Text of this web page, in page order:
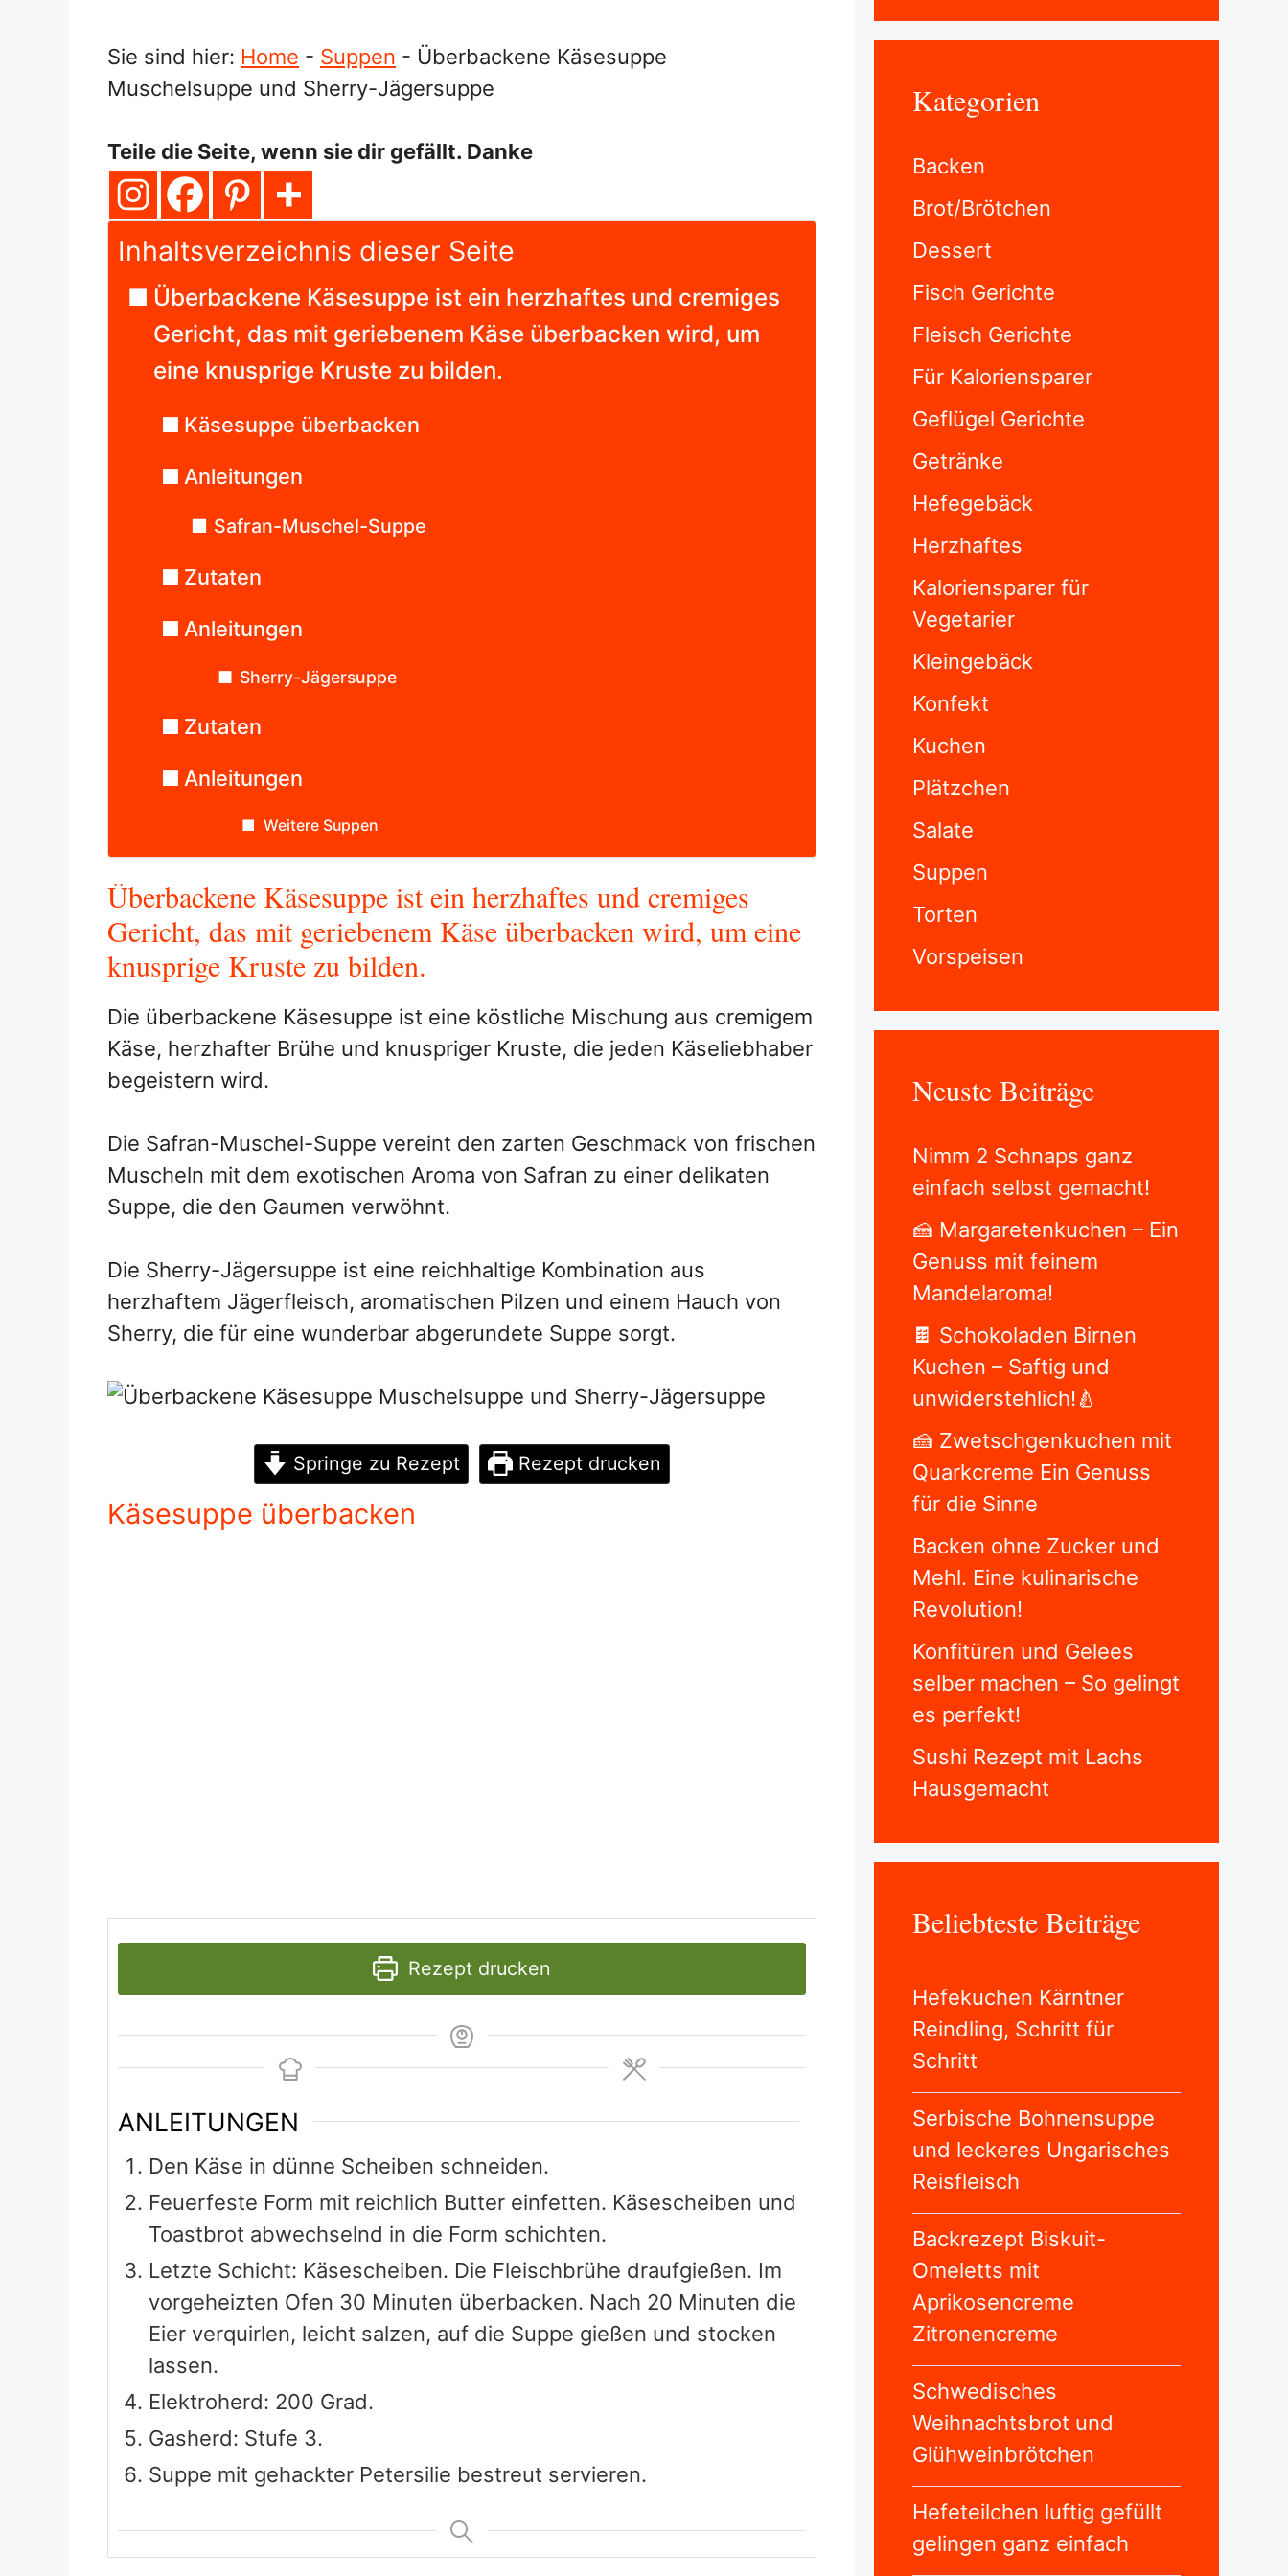
Sie sind hier: Home - Suppen - Überbackene Käsesuppe
Muschelsuppe und Sherry-Jägersuppe
Teile die Seite, wenn sie dir gefällt. Danke
Inhaltsverzeichnis dieser Seite
Überbackene Käsesuppe ist ein herzhaftes und cremiges
Gericht, das mit geriebenem Käse überbacken wird, um
eine knusprige Kruste zu bilden.
Käsesuppe überbacken
Anleitungen
Safran-Muschel-Suppe
Zutaten
Anleitungen
Sherry-Jägersuppe
Zutaten
Anleitungen
Weitere Suppen
Überbackene Käsesuppe ist ein herzhaftes und cremiges
Gericht, das mit geriebenem Käse überbacken wird, um eine
knusprige Kruste zu bilden.
Die überbackene Käsesuppe ist eine köstliche Mischung aus cremigem
Käse, herzhafter Brühe und knuspriger Kruste, die jeden Käseliebhaber
begeistern wird.
Die Safran-Muschel-Suppe vereint den zarten Geschmack von frischen
Muscheln mit dem exotischen Aroma von Safran zu einer delikaten
Suppe, die den Gaumen verwöhnt.
Die Sherry-Jägersuppe ist eine reichhaltige Kombination aus
herzhaftem Jägerfleisch, aromatischen Pilzen und einem Hauch von
Sherry, die für eine wunderbar abgerundete Suppe sorgt.
Springe zu Rezept Rezept drucken
Käsesuppe überbacken
Letzte Schicht: Käsescheiben. Die Fleischbrühe draufgießen. Im
vorgeheizten Ofen 30 Minuten überbacken. Nach 20 Minuten die
Eier verquirlen, leicht salzen, auf die Suppe gießen und stocken
Gasherd: Stufe 3.
Suppe mit gehackter Petersilie bestreut servieren.
Safran-Muschel-Suppe
Kategorien
Backen
Brot/Brötchen
Dessert
Fisch Gerichte
Fleisch Gerichte
Für Kaloriensparer
Geflügel Gerichte
Getränke
Hefegebäck
Herzhaftes
Kaloriensparer für
Vegetarier
Kleingebäck
Konfekt
Kuchen
Plätzchen
Salate
Suppen
Torten
Vorspeisen
Neuste Beiträge
Nimm 2 Schnaps ganz
einfach selbst gemacht!
🍰 Margaretenkuchen – Ein
Genuss mit feinem
Mandelaroma!
🍫 Schokoladen Birnen
Kuchen – Saftig und
unwiderstehlich!🍐
🍰 Zwetschgenkuchen mit
Quarkcreme Ein Genuss
für die Sinne
Backen ohne Zucker und
Mehl. Eine kulinarische
Revolution!
Konfitüren und Gelees
selber machen – So gelingt
es perfekt!
Sushi Rezept mit Lachs
Hausgemacht
Beliebteste Beiträge
Hefekuchen Kärntner
Reindling, Schritt für
Schritt
Serbische Bohnensuppe
und leckeres Ungarisches
Reisfleisch
Backrezept Biskuit-
Omeletts mit
Aprikosencreme
Zitronencreme
Schwedisches
Weihnachtsbrot und
Glühweinbrötchen
Hefeteilchen luftig gefüllt
gelingen ganz einfach